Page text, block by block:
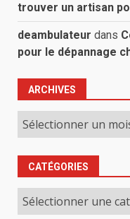
trouver un artisan
deambulateur dans
pour le dépannage
ARCHIVES
Archives
CATÉGORIES
Catégories